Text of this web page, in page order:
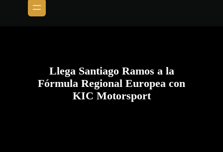
Llega Santiago Ramos a la
Fórmula Regional Europea con
KIC Motorsport